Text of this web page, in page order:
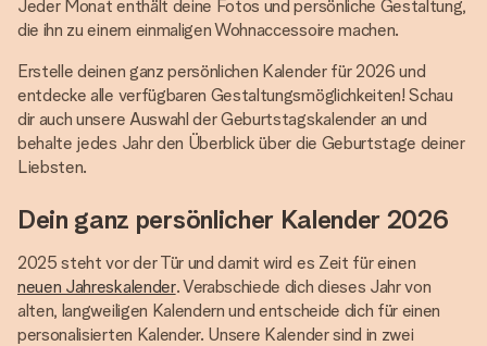
Jeder Monat enthält deine Fotos und persönliche Gestaltung,
die ihn zu einem einmaligen Wohnaccessoire machen.
Erstelle deinen ganz persönlichen Kalender für 2026 und
entdecke alle verfügbaren Gestaltungsmöglichkeiten! Schau
dir auch unsere Auswahl der Geburtstagskalender an und
behalte jedes Jahr den Überblick über die Geburtstage deiner
Liebsten.
Dein ganz persönlicher Kalender 2026
2025 steht vor der Tür und damit wird es Zeit für einen
neuen Jahreskalender. Verabschiede dich dieses Jahr von
alten, langweiligen Kalendern und entscheide dich für einen
personalisierten Kalender. Unsere Kalender sind in zwei